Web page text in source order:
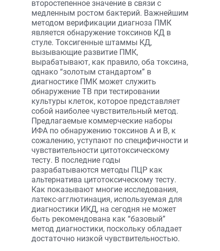
второстепенное значение в связи с
медленным ростом бактерий. Важнейшим
методом верификации диагноза ПМК
является обнаружение токсинов КД в
стуле. Токсигенные штаммы КД,
вызывающие развитие ПМК,
вырабатывают, как правило, оба токсина,
однако “золотым стандартом” в
диагностике ПМК может служить
обнаружение ТВ при тестировании
культуры клеток, которое представляет
собой наиболее чувствительный метод.
Предлагаемые коммерческие наборы
ИФА по обнаружению токсинов А и В, к
сожалению, уступают по специфичности и
чувствительности цитотоксическому
тесту. В последние годы
разрабатываются методы ПЦР как
альтернатива цитотоксическому тесту.
Как показывают многие исследования,
латекс-агглютинация, используемая для
диагностики ИКД, на сегодня не может
быть рекомендована как “базовый”
метод диагностики, поскольку обладает
достаточно низкой чувствительностью.